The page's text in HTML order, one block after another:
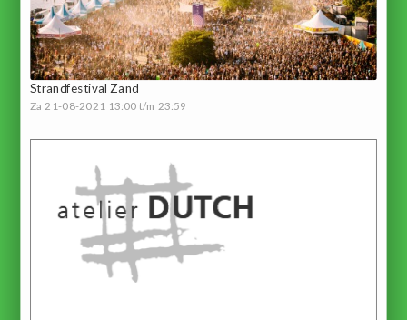
Strandfestival Zand
Za 21-08-2021 13:00 t/m 23:59